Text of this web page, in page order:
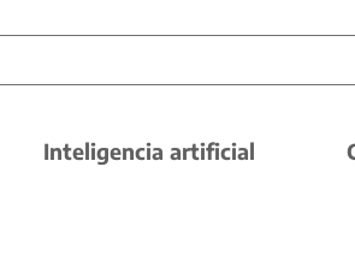
Inteligencia artificial